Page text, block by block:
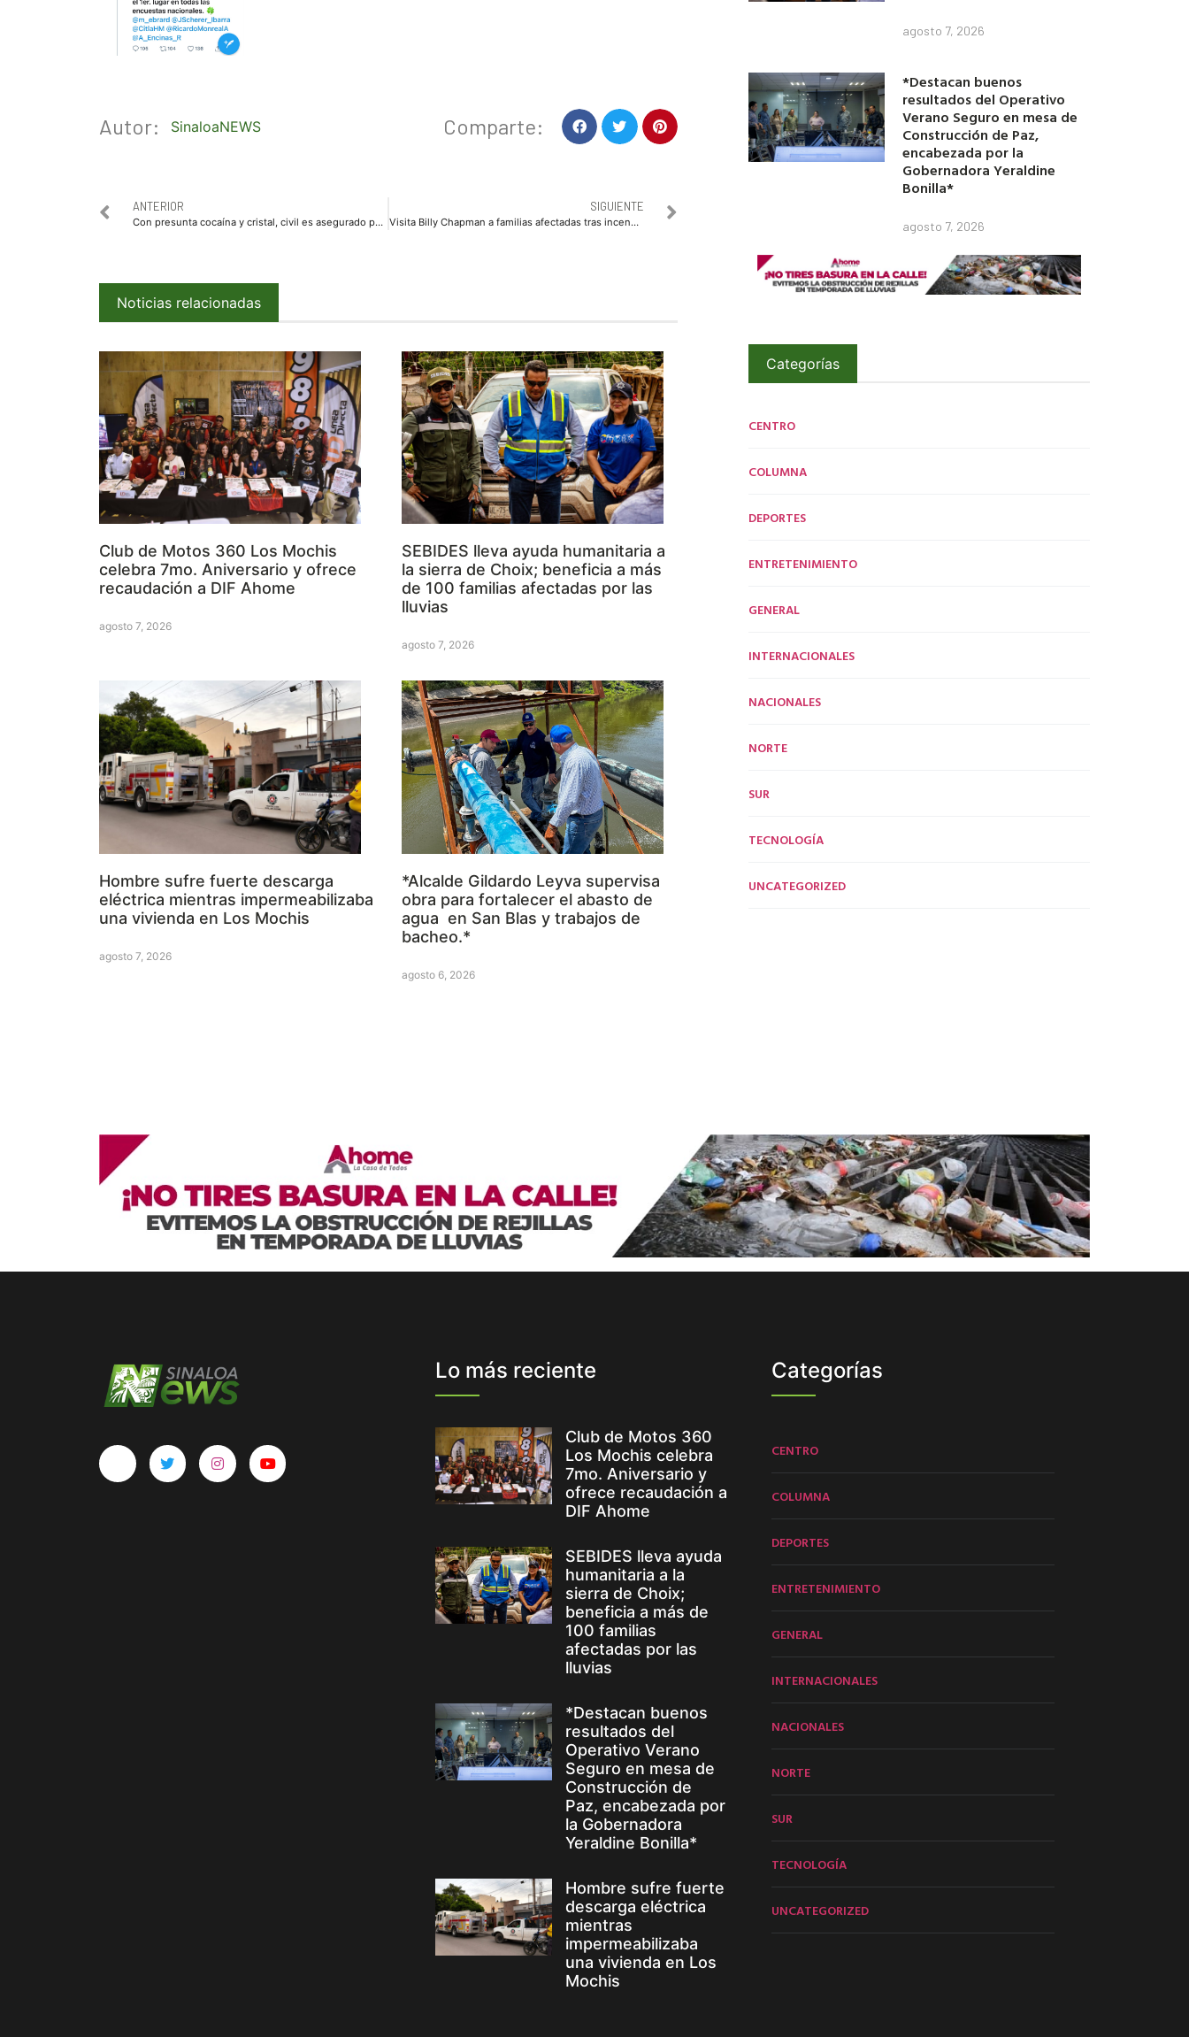
Autor: SinaloaNEWS Comparte:
ANTERIOR
Con presunta cocaína y cristal, civil es asegurado por Policías Estatales
SIGUIENTE
Visita Billy Chapman a familias afectadas tras incendio en Topolobampo
Noticias relacionadas
Club de Motos 360 Los Mochis
celebra 7mo. Aniversario y ofrece
recaudación a DIF Ahome
agosto 7, 2026
SEBIDES lleva ayuda humanitaria a
la sierra de Choix; beneficia a más
de 100 familias afectadas por las
lluvias
agosto 7, 2026
Hombre sufre fuerte descarga
eléctrica mientras impermeabilizaba
una vivienda en Los Mochis
agosto 7, 2026
*Alcalde Gildardo Leyva supervisa
obra para fortalecer el abasto de
agua en San Blas y trabajos de
bacheo.*
agosto 6, 2026
agosto 7, 2026
*Destacan buenos
resultados del Operativo
Verano Seguro en mesa de
Construcción de Paz,
encabezada por la
Gobernadora Yeraldine
Bonilla*
agosto 7, 2026
Categorías
CENTRO
COLUMNA
DEPORTES
ENTRETENIMIENTO
GENERAL
INTERNACIONALES
NACIONALES
NORTE
SUR
TECNOLOGÍA
UNCATEGORIZED
Lo más reciente
Club de Motos 360
Los Mochis celebra
7mo. Aniversario y
ofrece recaudación a
DIF Ahome
SEBIDES lleva ayuda
humanitaria a la
sierra de Choix;
beneficia a más de
100 familias
afectadas por las
lluvias
*Destacan buenos
resultados del
Operativo Verano
Seguro en mesa de
Construcción de
Paz, encabezada por
la Gobernadora
Yeraldine Bonilla*
Hombre sufre fuerte
descarga eléctrica
mientras
impermeabilizaba
una vivienda en Los
Mochis
Categorías
CENTRO
COLUMNA
DEPORTES
ENTRETENIMIENTO
GENERAL
INTERNACIONALES
NACIONALES
NORTE
SUR
TECNOLOGÍA
UNCATEGORIZED